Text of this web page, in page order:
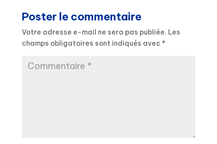
Poster le commentaire
Votre adresse e-mail ne sera pas publiée. Les
champs obligatoires sont indiqués avec *